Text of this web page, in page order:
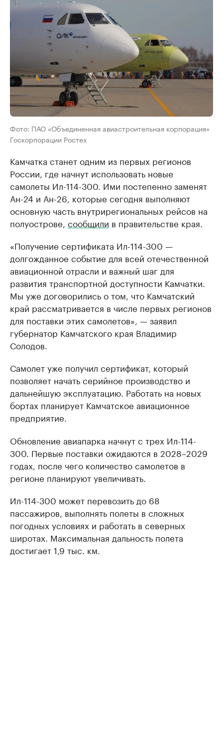
Фото: ПАО «Объединенная авиастроительная корпорация»
Госкорпорации Ростех
Камчатка станет одним из первых регионов
России, где начнут использовать новые
самолеты Ил-114-300. Ими постепенно заменят
Ан-24 и Ан-26, которые сегодня выполняют
основную часть внутрирегиональных рейсов на
полуострове, сообщили в правительстве края.
«Получение сертификата Ил-114-300 —
долгожданное событие для всей отечественной
авиационной отрасли и важный шаг для
развития транспортной доступности Камчатки.
Мы уже договорились о том, что Камчатский
край рассматривается в числе первых регионов
для поставки этих самолетов», — заявил
губернатор Камчатского края Владимир
Солодов.
Самолет уже получил сертификат, который
позволяет начать серийное производство и
дальнейшую эксплуатацию. Работать на новых
бортах планирует Камчатское авиационное
предприятие.
Обновление авиапарка начнут с трех Ил-114-
300. Первые поставки ожидаются в 2028–2029
годах, после чего количество самолетов в
регионе планируют увеличивать.
Ил-114-300 может перевозить до 68
пассажиров, выполнять полеты в сложных
погодных условиях и работать в северных
широтах. Максимальная дальность полета
достигает 1,9 тыс. км.